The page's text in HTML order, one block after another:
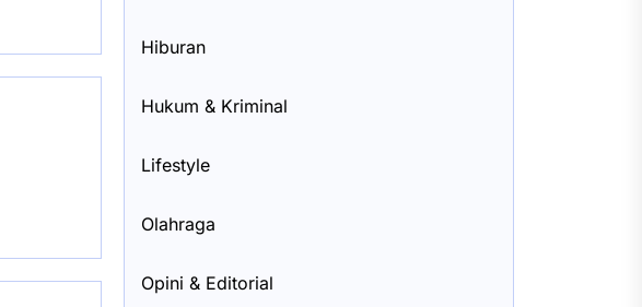
Hiburan
Hukum & Kriminal
Lifestyle
Olahraga
Opini & Editorial